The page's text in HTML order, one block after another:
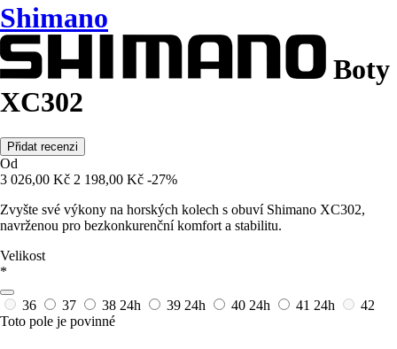
Shimano
Boty
XC302
Přidat recenzi
Od
3 026,00 Kč 2 198,00 Kč -27%
Zvyšte své výkony na horských kolech s obuví Shimano XC302,
navrženou pro bezkonkurenční komfort a stabilitu.
Velikost
*
36 37 38 24h 39 24h 40 24h 41 24h
42
Toto pole je povinné